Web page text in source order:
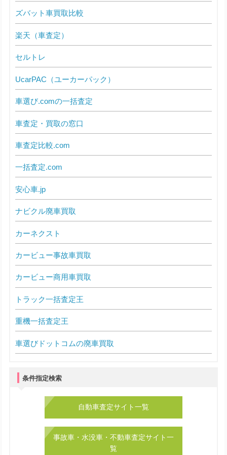
ズバット車買取比較
楽天（車査定）
セルトレ
UcarPAC（ユーカーパック）
車選び.comの一括査定
車査定・買取の窓口
車査定比較.com
一括査定.com
安心車.jp
ナビクル廃車買取
カーネクスト
カービュー事故車買取
カービュー商用車買取
トラック一括査定王
重機一括査定王
車選びドットコムの廃車買取
条件指定検索
自動車査定サイト一覧
事故車・水没車・不動車査定サイト一
覧